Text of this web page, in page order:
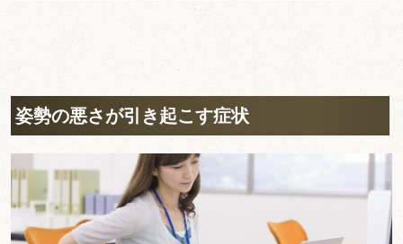
姿勢の悪さが引き起こす症状